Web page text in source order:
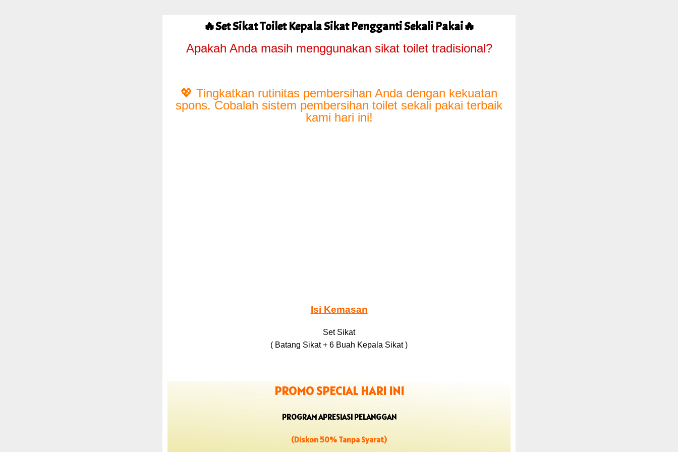
🔥Set Sikat Toilet Kepala Sikat Pengganti Sekali Pakai🔥
Apakah Anda masih menggunakan sikat toilet tradisional?
💖 Tingkatkan rutinitas pembersihan Anda dengan kekuatan
spons. Cobalah sistem pembersihan toilet sekali pakai terbaik
kami hari ini!
Isi Kemasan
Set Sikat
( Batang Sikat + 6 Buah Kepala Sikat )
PROMO SPECIAL HARI INI
PROGRAM APRESIASI PELANGGAN
(Diskon 50% Tanpa Syarat)